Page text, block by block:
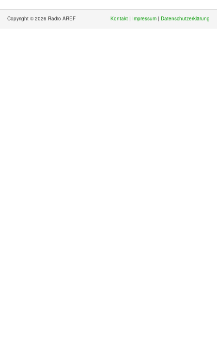
Copyright © 2026 Radio AREF Kontakt | Impressum | Datenschutzerklärung